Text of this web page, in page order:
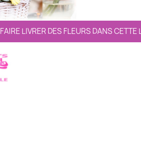
FAIRE LIVRER DES FLEURS DANS CETTE